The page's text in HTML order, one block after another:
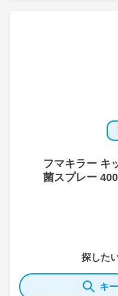
フマキラー キ
菌スプレー
探した
キ